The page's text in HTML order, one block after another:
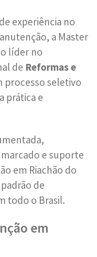
experiência no
a Master
líder no
de Reformas e
processo seletivo
prática e
e suporte
em Riachão do
de
todo o Brasil.
em